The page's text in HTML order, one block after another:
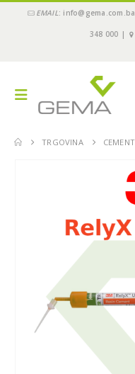
EMAIL:
348 000 |
TRGOVINA